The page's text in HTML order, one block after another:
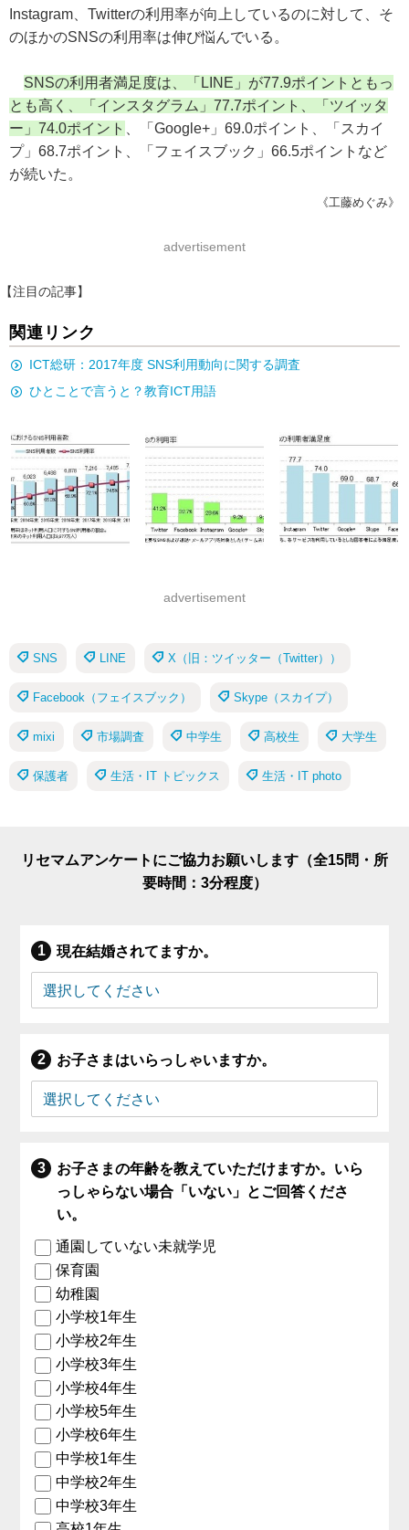
Instagram、Twitterの利用率が向上しているのに対して、そ
のほかのSNSの利用率は伸び悩んでいる。
SNSの利用者満足度は、「LINE」が77.9ポイントともっ
とも高く、「インスタグラム」77.7ポイント、「ツイッタ
ー」74.0ポイント
、「Google+」69.0ポイント、「スカイ
プ」68.7ポイント、「フェイスブック」66.5ポイントなど
が続いた。
《工藤めぐみ》
advertisement
【注目の記事】
関連リンク
ICT総研：2017年度 SNS利用動向に関する調査
ひとことで言うと？教育ICT用語
advertisement
SNS LINE X（旧：ツイッター（Twitter））
Facebook（フェイスブック） Skype（スカイプ）
mixi 市場調査 中学生 高校生 大学生
保護者 生活・IT トピックス 生活・IT photo
リセマムアンケートにご協力お願いします（全15問・所
要時間：3分程度）
現在結婚されてますか。
お子さまはいらっしゃいますか。
お子さまの年齢を教えていただけますか。いら
っしゃらない場合「いない」とご回答くださ
い。
通園していない未就学児
保育園
幼稚園
小学校1年生
小学校2年生
小学校3年生
小学校4年生
小学校5年生
小学校6年生
中学校1年生
中学校2年生
中学校3年生